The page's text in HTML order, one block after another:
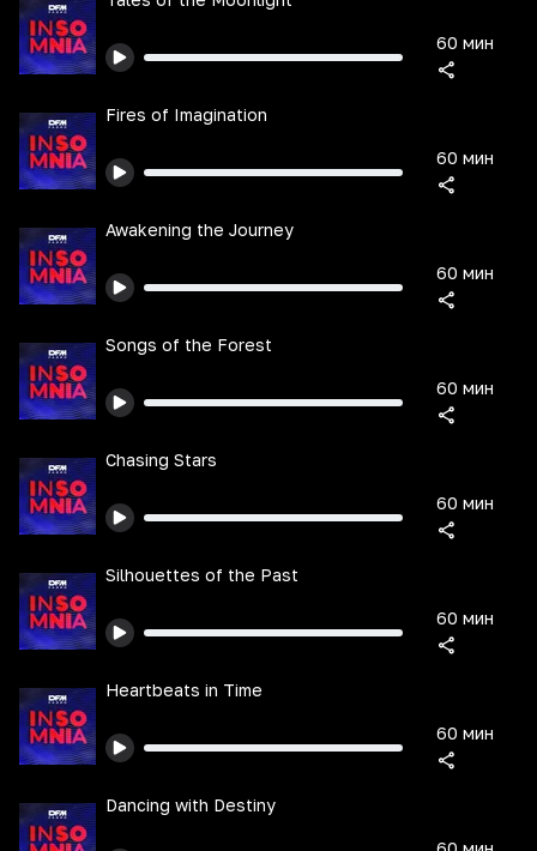
60 мин
Fires of Imagination
60 мин
Awakening the Journey
60 мин
Songs of the Forest
60 мин
Chasing Stars
60 мин
Silhouettes of the Past
60 мин
Heartbeats in Time
60 мин
Dancing with Destiny